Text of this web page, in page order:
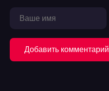
Добавить комментарий